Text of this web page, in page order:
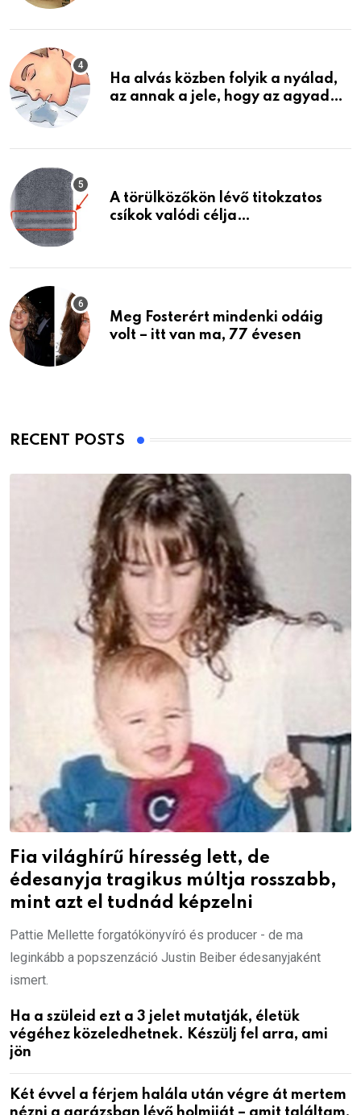
életemet
Ha alvás közben folyik a nyálad,
az annak a jele, hogy az agyad…
A törülközőkön lévő titokzatos
csíkok valódi célja…
Meg Fosterért mindenki odáig
volt – itt van ma, 77 évesen
RECENT POSTS
Fia világhírű híresség lett, de
édesanyja tragikus múltja rosszabb,
mint azt el tudnád képzelni
Pattie Mellette forgatókönyvíró és producer - de ma
leginkább a popszenzáció Justin Beiber édesanyjaként
ismert.
Ha a szüleid ezt a 3 jelet mutatják, életük
végéhez közeledhetnek. Készülj fel arra, ami
jön
Két évvel a férjem halála után végre át mertem